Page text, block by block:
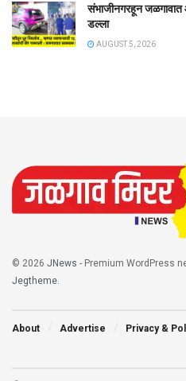
संभाजीनगरहून
डल्ला
AUGUST 5, 2026
© 2026 JNews - Premium WordPress
Jegtheme
About Advertise Privacy &